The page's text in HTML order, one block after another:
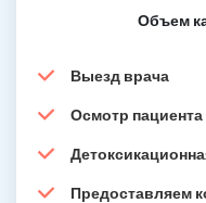
Объем
Выезд врача
Осмотр пациента
Предоставляем